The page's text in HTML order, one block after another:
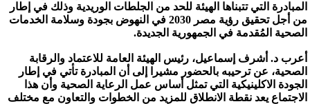
المبادرة التي تتبناها الهيئة للحد من الجلطات الوريدية وذلك في إطار
من أجل تحقيق رؤية مصر 2030 في النهوض بجودة وسلامة الخدمات
الصحية المُقدمة في الجمهورية الجديدة.
أعرب د. أشرف إسماعيل، رئيس الهيئة العامة للاعتماد والرقابة
الصحية، عن ترحيبه بالحضور مشيرا إلى أن المبادرة تأتي في إطار
الجودة الاكلينيكية التي تمثل أساس عمل الرعاية الصحية وأن هذا
الاجتماع يعد نقطة الانطلاق للمزيد من الخطوات والتعاون مع مختلف